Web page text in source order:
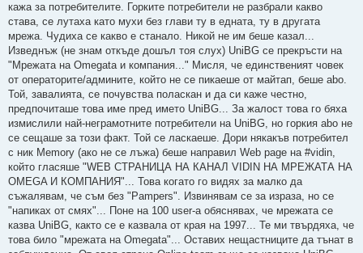
е
кажа за потребителите. Горките потребители не разбрали какво
става, се лутаха като мухи без глави ту в едната, ту в другата
мрежа. Чудиха се какво е станало. Никой не им беше казал...
Изведнъж (не знам откъде дошъл тоя слух) UniBG се прекръсти на
"Мрежата на Omegata и компания..." Мисля, че единственият човек
от операторите/админите, който не се пикаеше от майтап, беше abo.
Той, завалията, се почувства поласкан и да си каже честно,
предпочиташе това име пред името UniBG... За жалост това го бяха
измислили най-неграмотните потребители на UniBG, но горкия abo не
се сещаше за този факт. Той се ласкаеше. Дори някакъв потребител
с ник Memory (ако не се лъжа) беше направил Web page на #vidin,
който гласяше "WEB СТРАНИЦА НА КАНАЛ VIDIN НА МРЕЖАТА НА
OMEGA И КОМПАНИЯ"... Това когато го видях за малко да
съжалявам, че съм без "Pampers". Извинявам се за израза, но се
"напиках от смях"... Поне на 100 user-а обяснявах, че мрежата се
казва UniBG, както се е казвала от края на 1997... Те ми твърдяха, че
това било "мрежата на Omegata"... Оставих нещастниците да тънат в